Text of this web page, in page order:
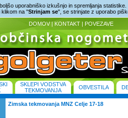
uporabniško izkušnjo in spremljanja statistike.
klikom na "Strinjam se", se strinjate z uporabo
DOMOV | KONTAKT | POVEZAVE
SKLEPI VODSTVA
TEKMOVANJA
OBVESTILA
Zimska tekmovanja MNZ Celje 17-18